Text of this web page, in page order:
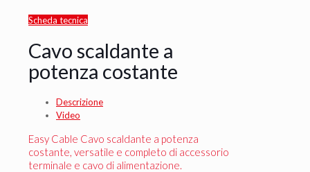
Scheda tecnica
Cavo scaldante a
potenza costante
Descrizione
Video
Easy Cable Cavo scaldante a potenza
costante, versatile e completo di accessorio
terminale e cavo di alimentazione.